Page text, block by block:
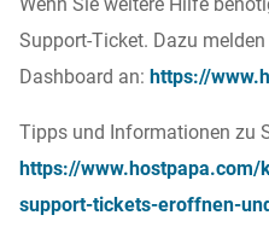
Support-Ticket. Dazu
Dashboard an: https://
Tipps und Informationen zu
https://
support-tickets-eroffnen-